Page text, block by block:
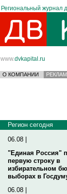
Региональный журнал
www.dvkapital.ru
О КОМПАНИИ
Регион сегодня
06.08 |
"Единая Россия"
первую строку в
избирательном
выборах в
06.08 |